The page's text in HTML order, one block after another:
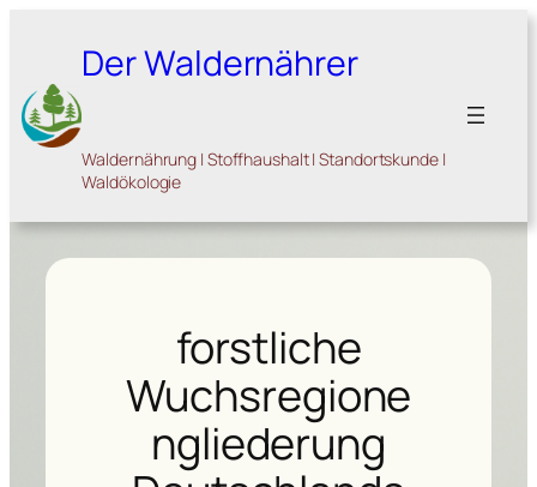
springenDer Waldernährer
Waldernährung | Stoffhaushalt | Standortskunde |
Waldökologie
forstliche
Wuchsregione
ngliederung